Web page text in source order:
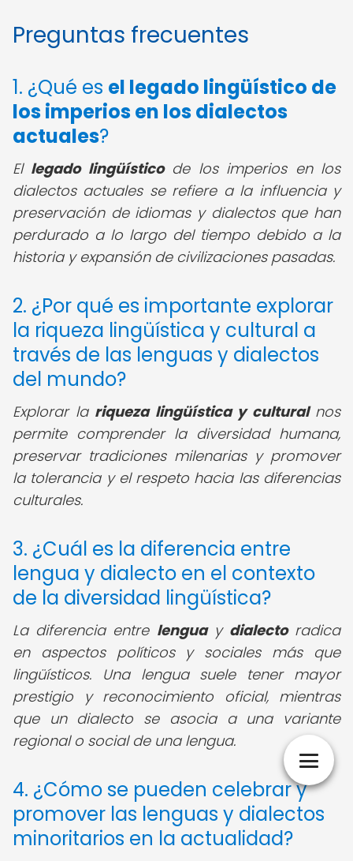
Preguntas frecuentes
1. ¿Qué es el legado lingüístico de
los imperios en los dialectos
actuales?
El legado lingüísticode los imperios en los
dialectos actuales se refiere a la influencia y
preservación de idiomas y dialectos que han
perdurado a lo largo del tiempo debido a la
historia y expansión de civilizaciones pasadas.
2. ¿Por qué es importante explorar
la riqueza lingüística y cultural a
través de las lenguas y dialectos
del mundo?
Explorar la riqueza lingüística y culturalnos
permite comprender la diversidad humana,
preservar tradiciones milenarias y promover
la tolerancia y el respeto hacia las diferencias
culturales.
3. ¿Cuál es la diferencia entre
lengua y dialecto en el contexto
de la diversidad lingüística?
La diferencia entre lenguay dialectoradica
en aspectos políticos y sociales más que
lingüísticos. Una lengua suele tener mayor
prestigio y reconocimiento oficial, mientras
que un dialecto se asocia a una variante
regional o social de una lengua.
4. ¿Cómo se pueden celebrar y
promover las lenguas y dialectos
minoritarios en la actualidad?